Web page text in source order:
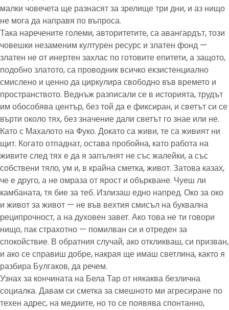
малки човечета ще разнасят за зрелище три дни, и аз нищо
не мога да направя по въпроса.
Така наречените големи, авторитетите, са авангардът, този
човешки незаменим културен ресурс и златен фонд —
златен не от инертен захлас по готовите епитети, а защото,
подобно златото, са проводник всичко екзистенциално
смислено и ценно да циркулира свободно във времето и
пространството. Веднъж разписали се в историята, трудът
им обособява център, без той да е фиксиран, и светът си се
върти около тях, без значение дали светът го знае или не.
Като с Махалото на Фуко. Докато са живи, те са живият ни
щит. Когато отпаднат, остава пробойна, като работа на
живите след тях е да я запълнят не със жалейки, а със
собствени тяло, ум и, в крайна сметка, живот. Затова казах,
че е друго, а не омраза от ярост и объркване. Чуеш ли
камбаната, тя бие за теб. Излизаш едно напред. Око за око
и живот за живот — не във вехтия смисъл на буквална
реципрочност, а на духовен завет. Ако това не ти говори
нищо, пак страхотно — помилван си и отреден за
спокойствие. В обратния случай, ако откликваш, си призван,
и ако се справиш добре, накрая ще имаш светлина, както я
разбира Булгаков, да речем.
Узнах за кончината на Бела Тар от някаква безлична
социалка. Давам си сметка за смешното ми агресиране по
техен адрес, на медиите, но то се появява спонтанно,